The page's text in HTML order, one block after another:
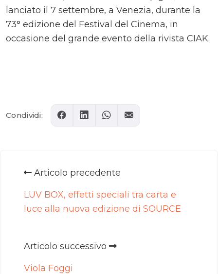
lanciato il 7 settembre, a Venezia, durante la
73° edizione del Festival del Cinema, in
occasione del grande evento della rivista CIAK.
Condividi:
Articolo precedente
LUV BOX, effetti speciali tra carta e
luce alla nuova edizione di SOURCE
Articolo successivo
Viola Foggi